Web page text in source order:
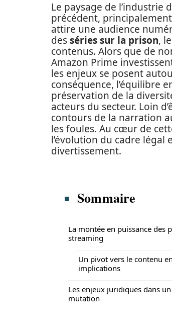
Le paysage de
précédent,
attire une audience
desséries sur la prison,
contenus. Alors que de
Amazon Prime
les enjeux se posent
conséquence, l’équilibre
préservation de la
acteurs du secteur. Loin
contours de la narration
les foules. Au cœur de
l’évolution du cadre légal
divertissement.
Sommaire
La montée en puissance des
streaming
Un pivot vers le contenu
implications
Les enjeux juridiques dans
mutation